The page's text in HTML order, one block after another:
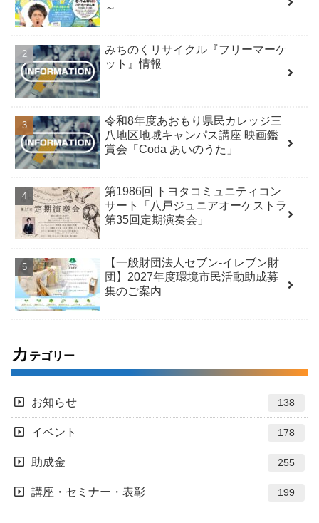
～
みちのくリサイクル『フリーマーケ
ット』情報
令和8年度あおもり県民カレッジ三
八地区地域キャンパス講座 映画鑑
賞会「Coda あいのうた」
第1986回 トヨタコミュニティコン
サート「八戸ジュニアオーケストラ
第35回定期演奏会」
【一般財団法人セブン-イレブン財
団】2027年度環境市民活動助成募
集のご案内
カ テゴリー
お知らせ 138
イベント 178
助成金 255
講座・セミナー・表彰 199